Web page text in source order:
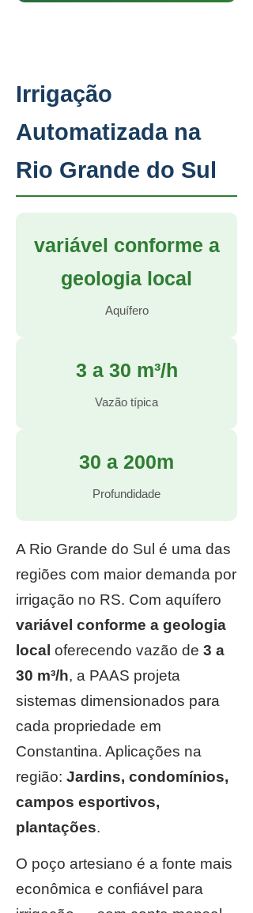
Irrigação
Automatizada na
Rio Grande do Sul
variável conforme a
geologia local
Aquífero
3 a 30 m³/h
Vazão típica
30 a 200m
Profundidade
A Rio Grande do Sul é uma das
regiões com maior demanda por
irrigação no RS. Com aquífero
variável conforme a geologia
local oferecendo vazão de 3 a
30 m³/h, a PAAS projeta
sistemas dimensionados para
cada propriedade em
Constantina. Aplicações na
região: Jardins, condomínios,
campos esportivos,
plantações.
O poço artesiano é a fonte mais
econômica e confiável para